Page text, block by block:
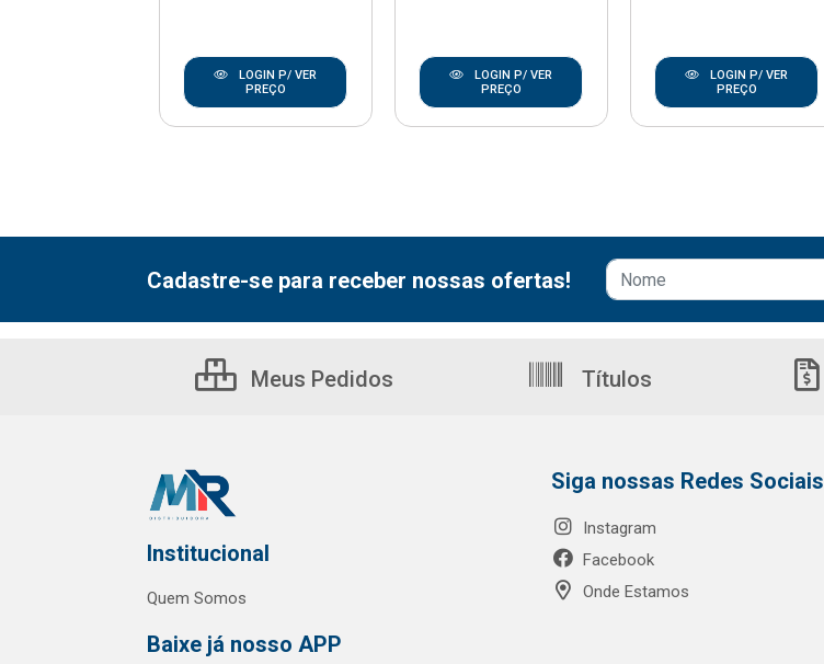
LOGIN P/ VER
PREÇO
LOGIN P/ VER
PREÇO
LOGIN P/ VER
PREÇO
Cadastre-se para receber nossas ofertas!
Meus Pedidos Títulos
Institucional
Quem Somos
Baixe já nosso APP
Siga nossas Redes Sociais
Instagram
Facebook
Onde Estamos